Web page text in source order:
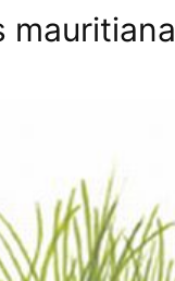
mauritiana